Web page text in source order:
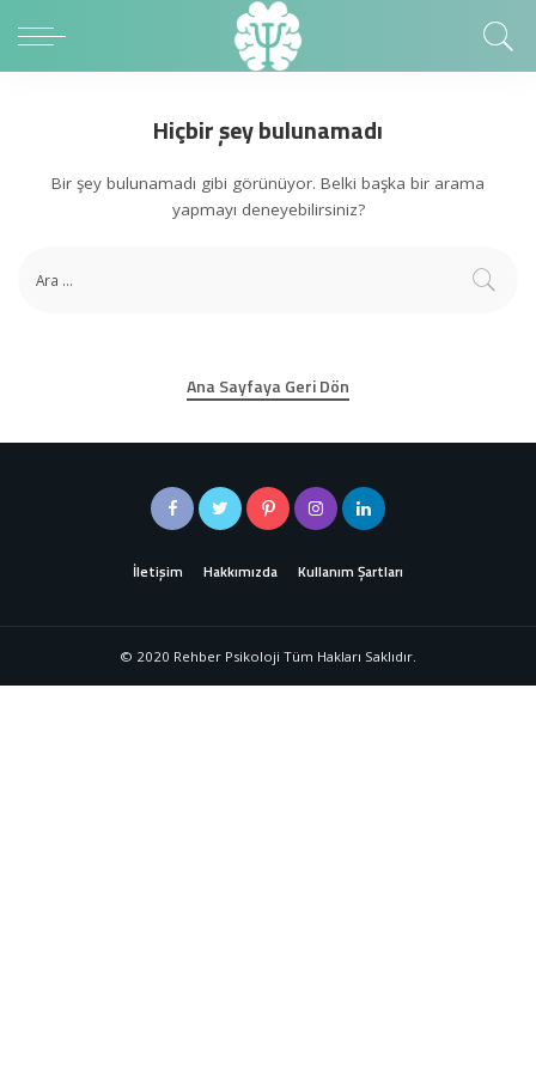
Hiçbir şey bulunamadı
Bir şey bulunamadı gibi görünüyor. Belki başka bir arama
yapmayı deneyebilirsiniz?
Ana Sayfaya Geri Dön
İletişim Hakkımızda Kullanım Şartları
© 2020 Rehber Psikoloji Tüm Hakları Saklıdır.